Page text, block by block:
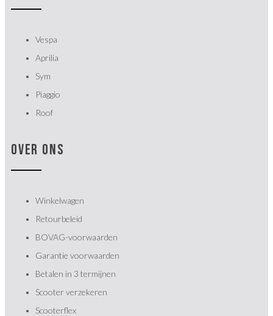
Vespa
Aprilia
Sym
Piaggio
Roof
OVER ONS
Winkelwagen
Retourbeleid
BOVAG-voorwaarden
Garantie voorwaarden
Betalen in 3 termijnen
Scooter verzekeren
Scooterflex